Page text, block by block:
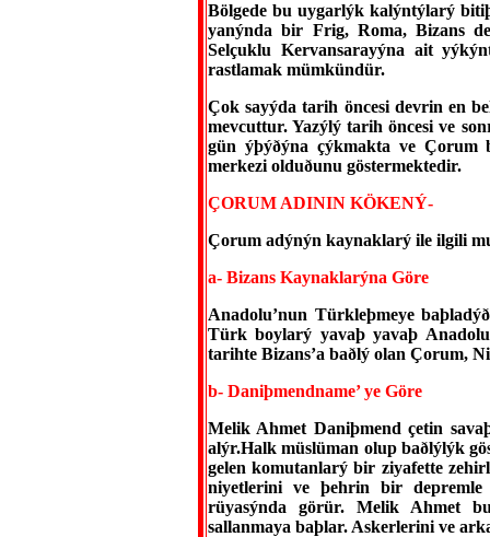
Bölgede bu uygarlýk kalýntýlarý
yanýnda bir Frig, Roma, Bizans
Selçuklu Kervansarayýna ait
rastlamak mümkündür.
Çok sayýda tarih öncesi devrin en
mevcuttur. Yazýlý tarih öncesi ve
gün ýþýðýna çýkmakta ve Çorum
merkezi olduðunu göstermektedir.
ÇORUM ADININ KÖKENÝ-
Çorum adýnýn kaynaklarý ile ilgili
a- Bizans Kaynaklarýna Göre
Anadolu’nun Türkleþmeye
Türk boylarý yavaþ yavaþ
tarihte Bizans’a baðlý olan Çorum,
b- Daniþmendname’ ye Göre
Melik Ahmet Daniþmend çetin
alýr.Halk müslüman olup baðlýlýk
gelen komutanlarý bir ziyafette
niyetlerini ve þehrin bir
rüyasýnda görür. Melik Ahmet
sallanmaya baþlar. Askerlerini ve